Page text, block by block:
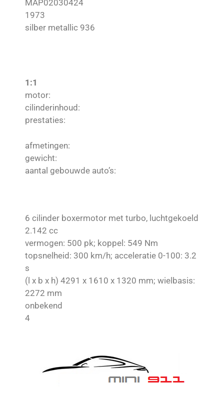
MAP02030424
1973
silber metallic 936
1:1
motor:
cilinderinhoud:
prestaties:
afmetingen:
gewicht:
aantal gebouwde auto’s:
6 cilinder boxermotor met turbo, luchtgekoeld
2.142 cc
vermogen: 500 pk; koppel: 549 Nm
topsnelheid: 300 km/h; acceleratie 0-100: 3.2
s
(l x b x h) 4291 x 1610 x 1320 mm; wielbasis:
2272 mm
onbekend
4